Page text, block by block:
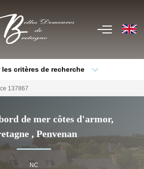
EN
Tous Nos Biens
& Manoirs
Bord De Mer
Équestres, Rurales
Demeures De Charme
les critères de recherche
Créer une alerte
137867
de mer côtes d'armor,
, Penvenan
NC